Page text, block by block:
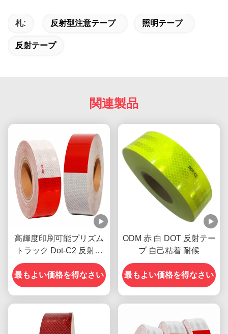
札: 反射型注意テープ 照明テープ
反射テープ
関連製品
高輝度印刷可能プリズム
トラック Dot-C2 反射テ
ープ
最もよい価格を得なさい
ODM 赤 白 DOT 反射テー
プ 自己粘着 耐候
最もよい価格を得なさい